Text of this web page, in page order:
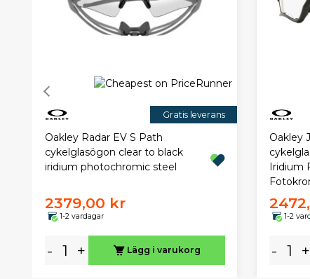
Gratis leverans
Oakley Radar EV S Path
cykelglasögon clear to black
iridium photochromic steel
2379,00 kr
1-2 vardagar
- + Lägg i varukorg
Oakley
Iridium
1-2
- +